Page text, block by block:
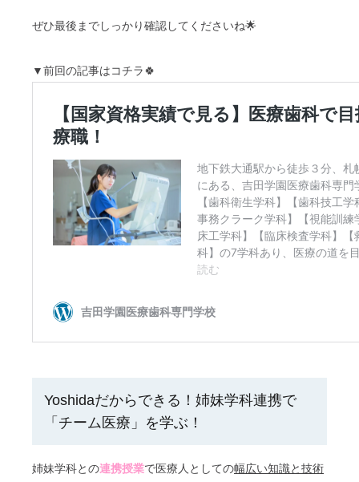
ぜひ最後までしっかり確認してくださいね🌟
▼前回の記事はコチラ🍀
Yoshidaだからできる！姉妹学科連携で
「チーム医療」を学ぶ！
姉妹学科との連携授業で医療人としての幅広い知識と技術